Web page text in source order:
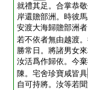
就禮其足。合掌恭
岸還贍部洲。時彼
安渡大海歸贍部洲
若不依者無由越渡
勝常日。將諸男女
汝活爲作歸依。今
陳。宅舍珍寶咸皆具
自可持將。汝等若